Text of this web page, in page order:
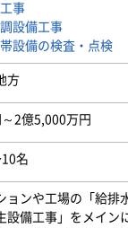
事
設備工事
設備の検査・点検
方
2億5,000万円
名
ョンや工場の「給排
設備工事」をメイン